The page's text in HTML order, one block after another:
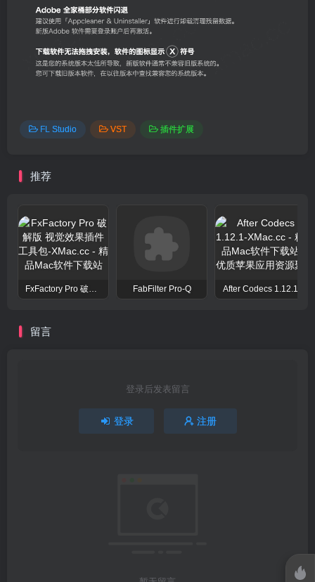
FL Studio VST 插件扩展
推荐
FxFactory Pro 破解版 视觉效果插件工具包 FabFilter Pro-Q After Codecs 1.12.1
留言
登录后发表留言
登录 注册